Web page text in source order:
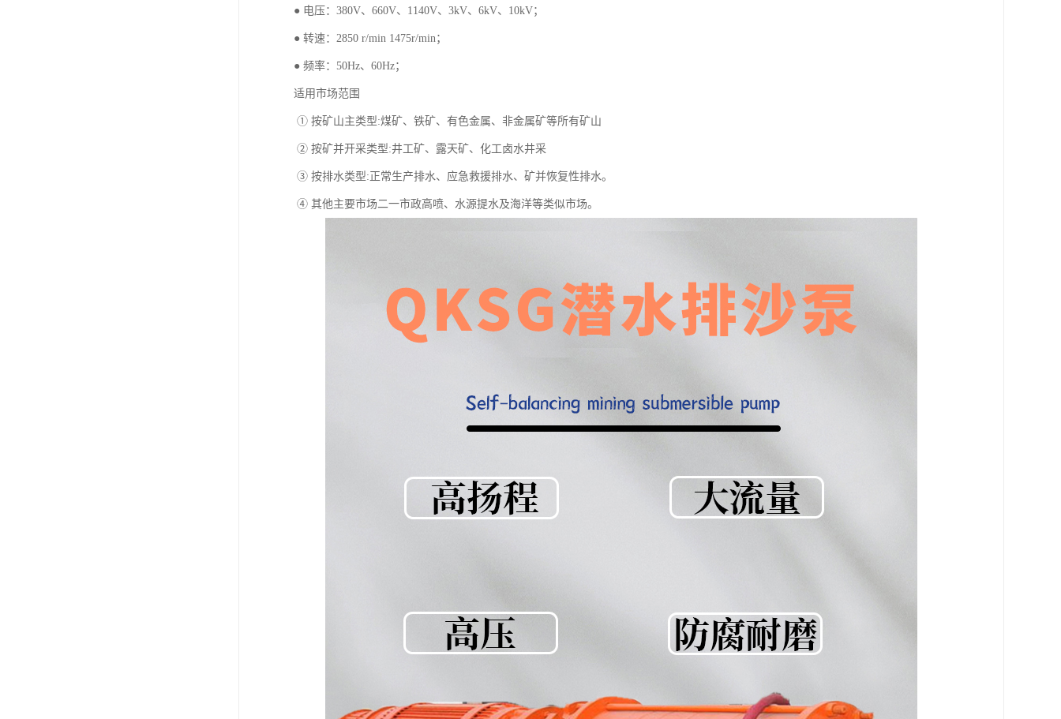
● 电压：380V、660V、1140V、3kV、6kV、10kV；
● 转速：2850 r/min 1475r/min；
● 频率：50Hz、60Hz；
适用市场范围
① 按矿山主类型:煤矿、铁矿、有色金属、非金属矿等所有矿山
② 按矿并开采类型:井工矿、露天矿、化工卤水井采
③ 按排水类型:正常生产排水、应急救援排水、矿并恢复性排水。
④ 其他主要市场二一市政高喷、水源提水及海洋等类似市场。